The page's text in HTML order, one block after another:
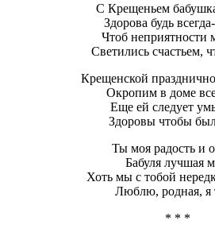
С Крещеньем
Здорова будь
Чтоб неприятности
Светились счастьем,
Крещенской
Окропим в доме
Еще ей следует
Здоровы чтобы
Ты моя радость и
Бабуля лучшая
Хоть мы с тобой
Люблю, родная, я
* * *